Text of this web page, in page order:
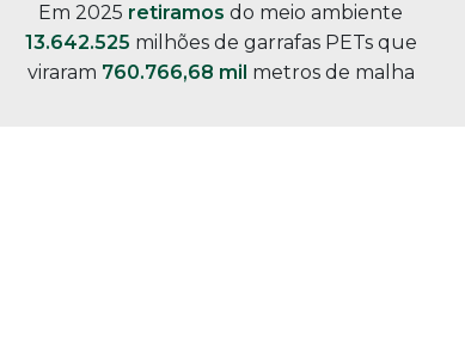
Em 2025 retiramos do meio ambiente
13.642.525 milhões de garrafas PETs que
viraram 760.766,68 mil metros de malha